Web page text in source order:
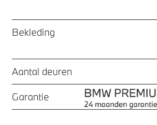
Bekleding
Aantal deuren
Garantie